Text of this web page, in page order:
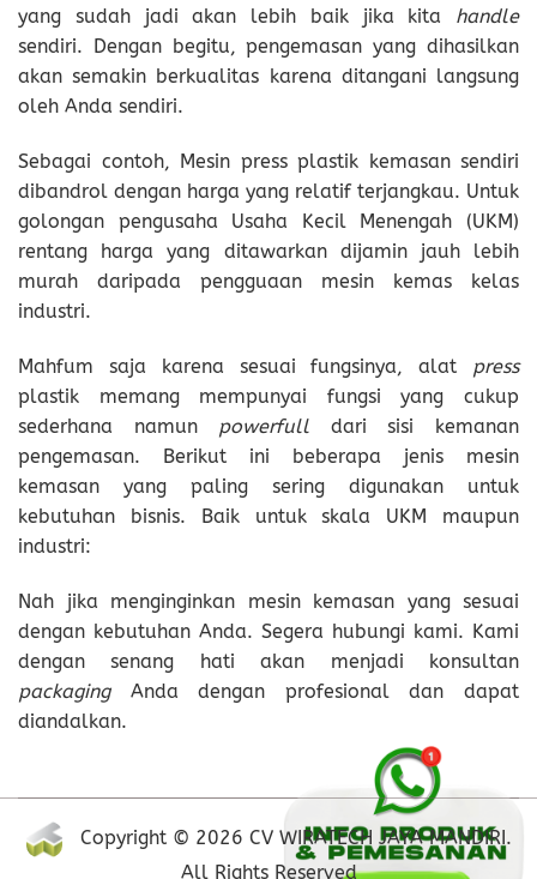
yang sudah jadi akan lebih baik jika kita handle
sendiri. Dengan begitu, pengemasan yang dihasilkan
akan semakin berkualitas karena ditangani langsung
oleh Anda sendiri.
Sebagai contoh, Mesin press plastik kemasan sendiri
dibandrol dengan harga yang relatif terjangkau. Untuk
golongan pengusaha Usaha Kecil Menengah (UKM)
rentang harga yang ditawarkan dijamin jauh lebih
murah daripada pengguaan mesin kemas kelas
industri.
Mahfum saja karena sesuai fungsinya, alat press
plastik memang mempunyai fungsi yang cukup
sederhana namunpowerfull dari sisi kemanan
pengemasan. Berikut ini beberapa jenis mesin
kemasan yang paling sering digunakan untuk
kebutuhan bisnis. Baik untuk skala UKM maupun
industri:
Nah jika menginginkan mesin kemasan yang sesuai
dengan kebutuhan Anda. Segera hubungi kami. Kami
dengan senang hati akan menjadi konsultan
packagingAnda dengan profesional dan dapat
diandalkan.
Copyright © 2026 CV WIRATECH JAYA MANDIRI.
All Rights Reserved